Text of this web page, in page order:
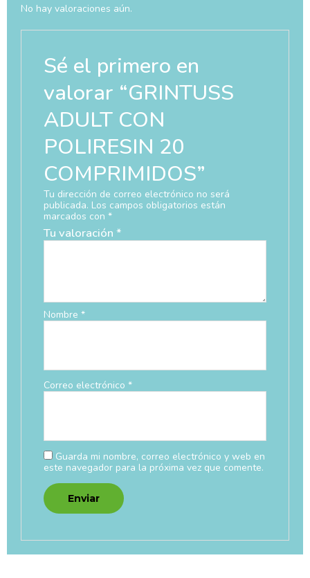
No hay valoraciones aún.
Sé el primero en
valorar “GRINTUSS
ADULT CON
POLIRESIN 20
COMPRIMIDOS”
Tu dirección de correo electrónico no será
publicada. Los campos obligatorios están
marcados con *
Tu valoración *
Nombre *
Correo electrónico *
Guarda mi nombre, correo electrónico y web en
este navegador para la próxima vez que comente.